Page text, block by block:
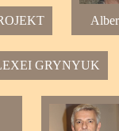
GRYNYUK